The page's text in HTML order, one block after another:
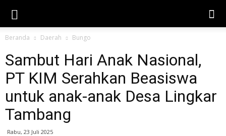
Beranda Daerah Bungo
Sambut Hari Anak Nasional,
PT KIM Serahkan Beasiswa
untuk anak-anak Desa Lingkar
Tambang
Rabu, 23 Juli 2025